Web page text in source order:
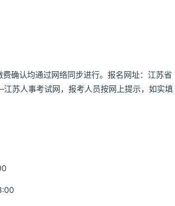
确认均通过网络同步进行。报名网址：江苏省
苏人事考试网，报考人员按网上提示，如实填